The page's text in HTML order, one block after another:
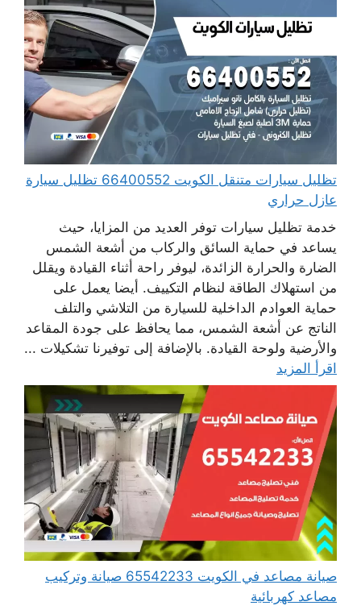
تظليل سيارات متنقل الكويت 66400552 تظليل سيارة
عازل حراري
خدمة تظليل سيارات توفر العديد من المزايا، حيث
يساعد في حماية السائق والركاب من أشعة الشمس
الضارة والحرارة الزائدة، ليوفر راحة أثناء القيادة ويقلل
من استهلاك الطاقة لنظام التكييف. أيضا يعمل على
حماية العوادم الداخلية للسيارة من التلاشي والتلف
الناتج عن أشعة الشمس، مما يحافظ على جودة المقاعد
والأرضية ولوحة القيادة. بالإضافة إلى توفيرنا تشكيلات ...
اقرأ المزيد
صيانة مصاعد في الكويت 65542233 صيانة وتركيب
مصاعد كهربائية